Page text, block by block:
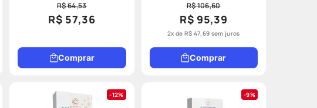
R$ 64,53
R$ 57,36
Comprar
R$ 106,60
R$ 95,39
2x de R$ 47,69 sem juros
Comprar
12% 9%